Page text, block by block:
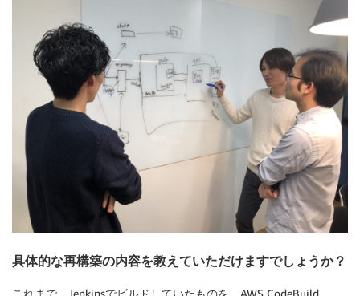
具体的な再構築の内容を教えていただけますでしょうか？
これまで、Jenkinsでビルドしていたものを、AWS CodeBuild、